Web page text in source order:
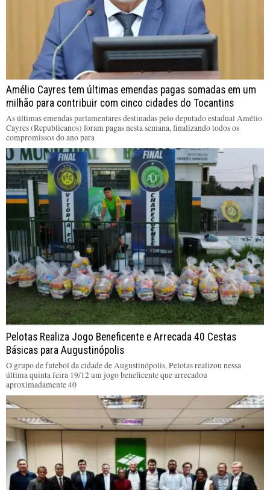
Amélio Cayres tem últimas emendas pagas somadas em um
milhão para contribuir com cinco cidades do Tocantins
As últimas emendas parlamentares destinadas pelo deputado estadual Amélio
Cayres (Republicanos) foram pagas nesta semana, finalizando todos os
compromissos do ano para
Pelotas Realiza Jogo Beneficente e Arrecada 40 Cestas
Básicas para Augustinópolis
O grupo de futebol da cidade de Augustinópolis, Pelotas realizou nessa
última quinta feira 19/12 um jogo beneficente que arrecadou
aproximadamente 40